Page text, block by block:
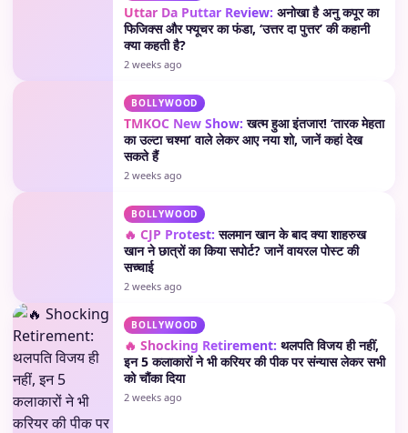
Uttar Da Puttar Review: अनोखा है अनु कपूर का
फिजिक्स और फ्यूचर का फंडा, ‘उत्तर दा पुत्तर’ की कहानी
क्या कहती है?
2 weeks ago
BOLLYWOOD
TMKOC New Show: खत्म हुआ इंतजार! ‘तारक मेहता
का उल्टा चश्मा’ वाले लेकर आए नया शो, जानें कहां देख
सकते हैं
2 weeks ago
BOLLYWOOD
🔥 CJP Protest: सलमान खान के बाद क्या शाहरुख
खान ने छात्रों का किया सपोर्ट? जानें वायरल पोस्ट की
सच्चाई
2 weeks ago
BOLLYWOOD
🔥 Shocking Retirement: थलपति विजय ही नहीं,
इन 5 कलाकारों ने भी करियर की पीक पर संन्यास लेकर सभी
को चौंका दिया
2 weeks ago